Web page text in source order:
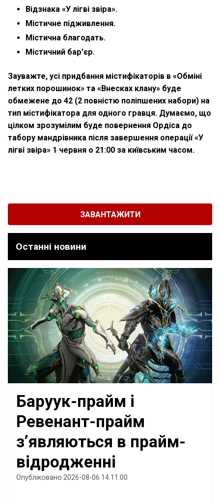
Відзнака «У лігві звіра».
Містичне підживлення.
Містична благодать.
Містичний бар’єр.
Зауважте, усі придбання містифікаторів в «Обміні
летких порошинок» та «Внесках клану» буде
обмежене до 42 (2 повністю поліпшених набори) на
тип містифікатора для одного гравця. Думаємо, що
цілком зрозумілим буде повернення Ордіса до
табору мандрівника після завершення операції «У
лігві звіра» 1 червня о 21:00 за київським часом.
ЗАВАНТАЖИТИ
Останні новини
Баруук-прайм і
Ревенант-прайм
з’являються в прайм-
відродженні
Опубліковано 2026-08-06 14:11:00